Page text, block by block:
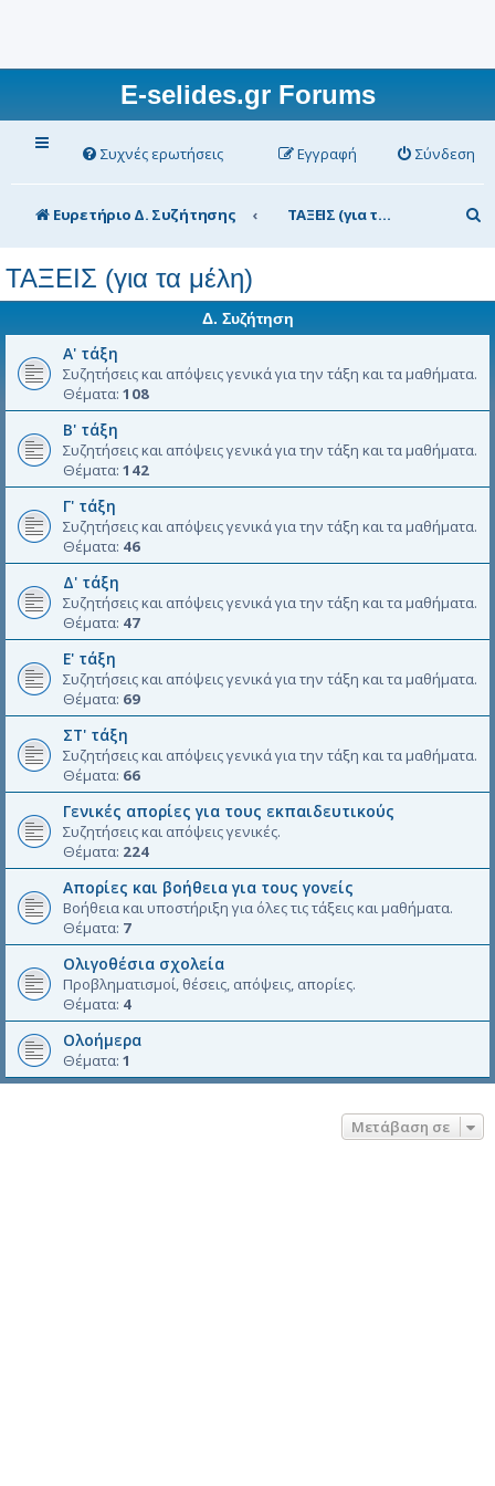
E-selides.gr Forums
Συχνές ερωτήσεις Σύνδεση
Εγγραφή
Ευρετήριο Δ. Συζήτησης ΤΑΞΕΙΣ (για τα μέλη)
ν
ή
η
ΤΑΞΕΙΣ (για τα μέλη)
Δ. Συζήτηση
Α' τάξη
Συζητήσεις και απόψεις γενικά για την τάξη και τα μαθήματα.
Θέματα: 108
Β' τάξη
Συζητήσεις και απόψεις γενικά για την τάξη και τα μαθήματα.
Θέματα: 142
Γ' τάξη
Συζητήσεις και απόψεις γενικά για την τάξη και τα μαθήματα.
Θέματα: 46
Δ' τάξη
Συζητήσεις και απόψεις γενικά για την τάξη και τα μαθήματα.
Θέματα: 47
Ε' τάξη
Συζητήσεις και απόψεις γενικά για την τάξη και τα μαθήματα.
Θέματα: 69
ΣΤ' τάξη
Συζητήσεις και απόψεις γενικά για την τάξη και τα μαθήματα.
Θέματα: 66
Γενικές απορίες για τους εκπαιδευτικούς
Συζητήσεις και απόψεις γενικές.
Θέματα: 224
Απορίες και βοήθεια για τους γονείς
Βοήθεια και υποστήριξη για όλες τις τάξεις και μαθήματα.
Θέματα: 7
Ολιγοθέσια σχολεία
Προβληματισμοί, θέσεις, απόψεις, απορίες.
Θέματα: 4
Ολοήμερα
Θέματα: 1
Μετάβαση σε